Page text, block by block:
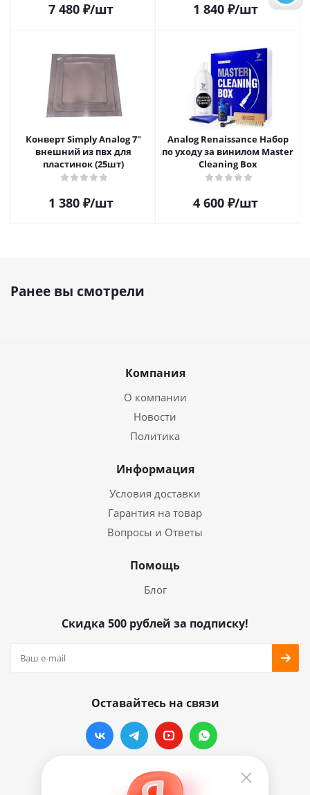
7 480₽/шт 1 840₽/шт
Конверт Simply Analog 7"
внешний из пвх для
пластинок (25шт)
1 380₽/шт
Analog Renaissance Набор
по уходу за винилом Master
Cleaning Box
4 600₽/шт
Ранее вы смотрели
Компания
О компании
Новости
Политика
Информация
Условия доставки
Гарантия на товар
Вопросы и Ответы
Помощь
Блог
Скидка 500 рублей за подписку!
Оставайтесь на связи
Наши контакты